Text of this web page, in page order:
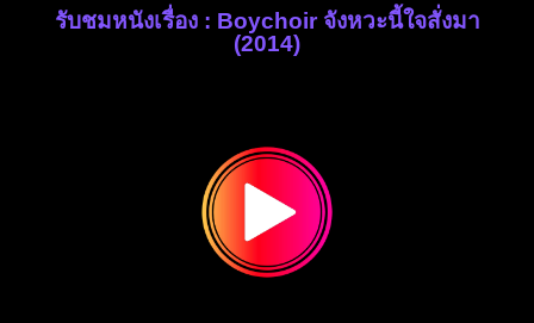
รับชมหนังเรื่อง : Boychoir จังหวะนี้ใจสั่งมา
(2014)